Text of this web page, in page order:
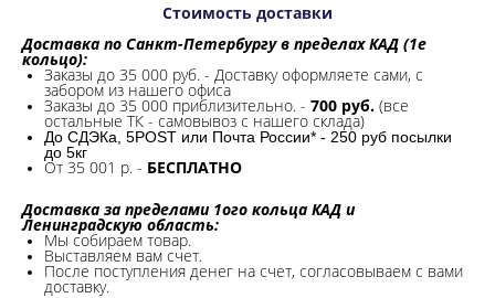
Стоимость доставки
Доставка по Санкт-Петербургу в пределах КАД (1е
кольцо):
Заказы до 35 000 руб. - Доставку оформляете сами, с
забором из нашего офиса
Заказы до 35 000 приблизительно. - 700 руб. (все
остальные ТК - самовывоз с нашего склада)
До СДЭКа, 5POST или Почта России* - 250 руб посылки
до 5кг
От 35 001 р. - БЕСПЛАТНО
Доставка за пределами 1ого кольца КАД и
Ленинградскую область:
Мы собираем товар.
Выставляем вам счет.
После поступления денег на счет, согласовываем с вами
доставку.